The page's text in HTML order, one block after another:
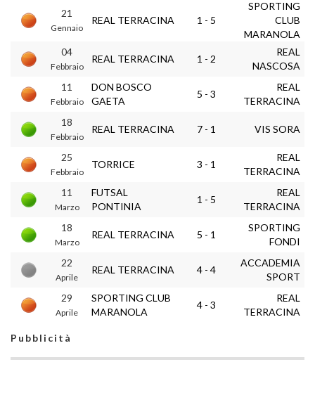
21
Gennaio
REAL TERRACINA 1 - 5
SPORTING
CLUB
MARANOLA
04
Febbraio
REAL TERRACINA 1 - 2
REAL
NASCOSA
11
Febbraio
DON BOSCO
GAETA
5 - 3
REAL
TERRACINA
18
Febbraio
REAL TERRACINA 7 - 1 VIS SORA
25
Febbraio
TORRICE 3 - 1
REAL
TERRACINA
11
Marzo
FUTSAL
PONTINIA
1 - 5
REAL
TERRACINA
18
Marzo
REAL TERRACINA 5 - 1
SPORTING
FONDI
22
Aprile
REAL TERRACINA 4 - 4
ACCADEMIA
SPORT
29
Aprile
SPORTING CLUB
MARANOLA
4 - 3
REAL
TERRACINA
Pubblicità